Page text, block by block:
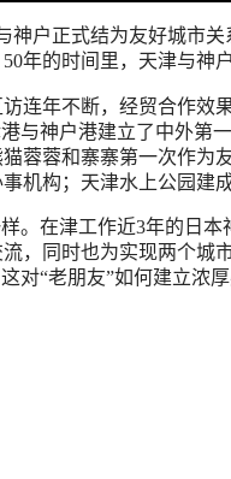
户正式结为友好城市关
年的时间里，天津与神
年不断，经贸合作效
与神户港建立了中外第
蓉蓉和寨寨第一次作为
机构；天津水上公园
在津工作近3年的日本
，同时也为实现两个城
对“老朋友”如何建立浓